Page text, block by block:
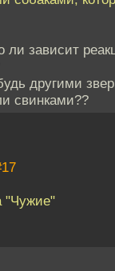
ли зависит
другими
свинками??
"Чужие"